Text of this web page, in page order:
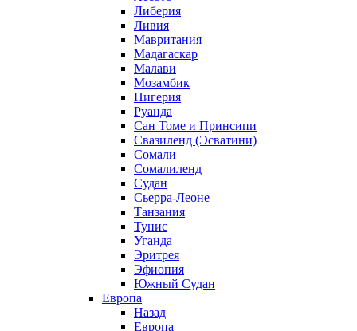
Либерия
Ливия
Мавритания
Мадагаскар
Малави
Мозамбик
Нигерия
Руанда
Сан Томе и Принсипи
Свазиленд (Эсватини)
Сомали
Сомалиленд
Судан
Сьерра-Леоне
Танзания
Тунис
Уганда
Эритрея
Эфиопия
Южный Судан
Европа
Назад
Европа